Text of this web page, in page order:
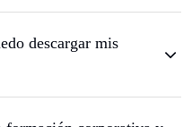
descargar mis